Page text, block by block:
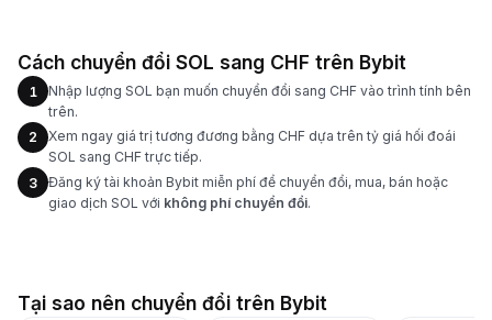
Cách chuyển đổi SOL sang CHF trên Bybit
1
Nhập lượng SOL bạn muốn chuyển đổi sang CHF vào trình tính bên
trên.
2
Xem ngay giá trị tương đương bằng CHF dựa trên tỷ giá hối đoái
SOL sang CHF trực tiếp.
3
Đăng ký tài khoản Bybit miễn phí để chuyển đổi, mua, bán hoặc
giao dịch SOL với không phí chuyển đổi.
Tại sao nên chuyển đổi trên Bybit